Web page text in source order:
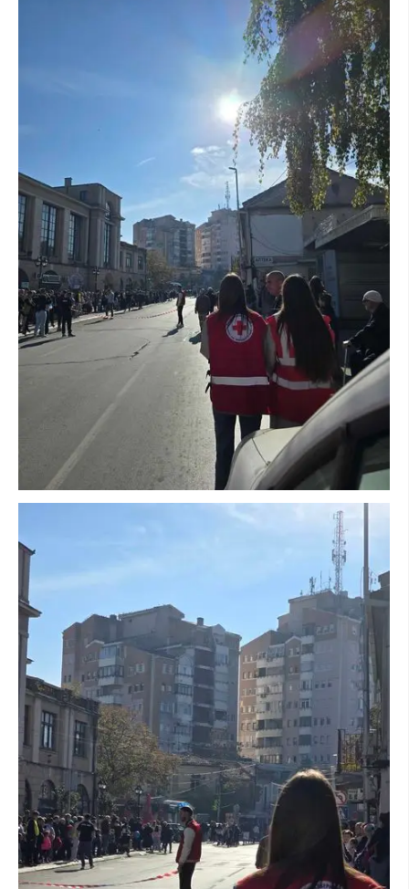
ПРИРАЧНИЦИ
СТРАТЕГИИ
ЕДУКАТИВНО ИНФОРМАТИВНИ МАТЕРИЈАЛИ
БРОШУРИ
ПОСТЕРИ
ПРЕЗЕНТАЦИИ